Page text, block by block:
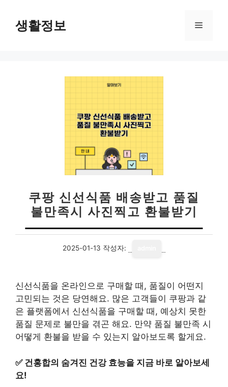
생활정보 메
쿠팡 신선식품 배송받고 품질
불만족시 사진찍고 환불받기
2025-01-13 작성자:
신선식품을 온라인으로 구매할 때, 품질이 어떤지
고민되는 것은 당연해요. 많은 고객들이 쿠팡과 같
은 플랫폼에서 신선식품을 구매할 때, 예상치 못한
품질 문제로 불만을 겪곤 해요. 만약 품질 불만족 시
어떻게 환불을 받을 수 있는지 알아보도록 할게요.
✅ 건홍합의 숨겨진 건강 효능을 지금 바로 알아보세
요!